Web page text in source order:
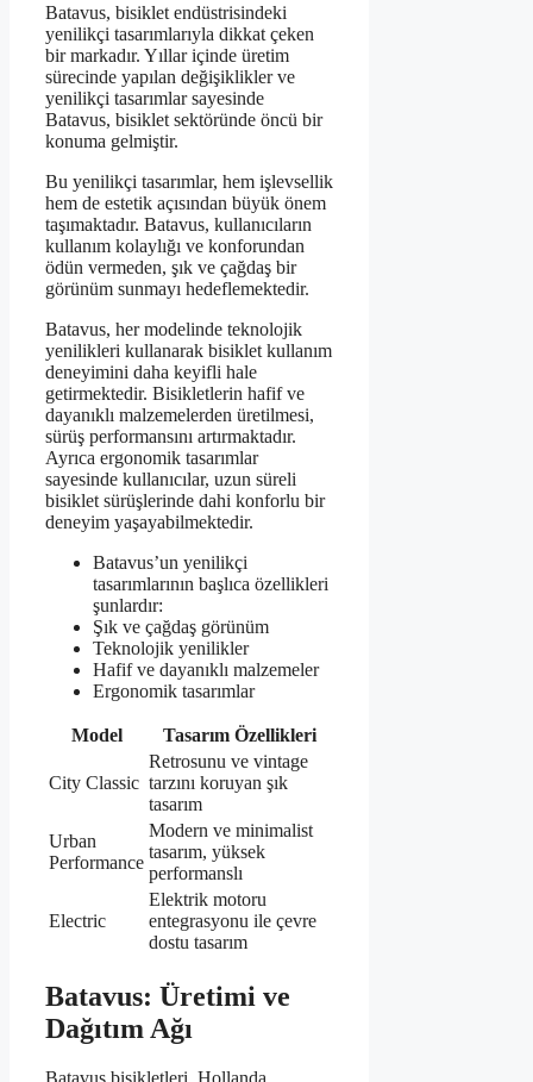
Batavus, bisiklet endüstrisindeki
yenilikçi tasarımlarıyla dikkat çeken
bir markadır. Yıllar içinde üretim
sürecinde yapılan değişiklikler ve
yenilikçi tasarımlar sayesinde
Batavus, bisiklet sektöründe öncü bir
konuma gelmiştir.
Bu yenilikçi tasarımlar, hem işlevsellik
hem de estetik açısından büyük önem
taşımaktadır. Batavus, kullanıcıların
kullanım kolaylığı ve konforundan
ödün vermeden, şık ve çağdaş bir
görünüm sunmayı hedeflemektedir.
Batavus, her modelinde teknolojik
yenilikleri kullanarak bisiklet kullanım
deneyimini daha keyifli hale
getirmektedir. Bisikletlerin hafif ve
dayanıklı malzemelerden üretilmesi,
sürüş performansını artırmaktadır.
Ayrıca ergonomik tasarımlar
sayesinde kullanıcılar, uzun süreli
bisiklet sürüşlerinde dahi konforlu bir
deneyim yaşayabilmektedir.
Batavus’un yenilikçi
tasarımlarının başlıca özellikleri
şunlardır:
Şık ve çağdaş görünüm
Teknolojik yenilikler
Hafif ve dayanıklı malzemeler
Ergonomik tasarımlar
Model Tasarım Özellikleri
City Classic
Retrosunu ve vintage
tarzını koruyan şık
tasarım
Urban
Performance
Modern ve minimalist
tasarım, yüksek
performanslı
Electric
Elektrik motoru
entegrasyonu ile çevre
dostu tasarım
Batavus: Üretimi ve
Dağıtım Ağı